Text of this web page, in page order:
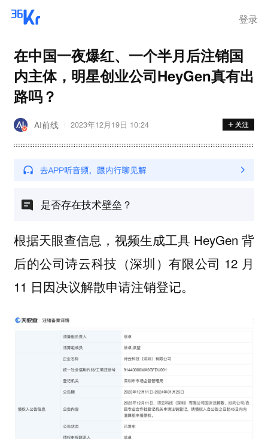
登录
在中国一夜爆红、一个半月后注销国
内主体，明星创业公司HeyGen真有出
路吗？
AI前线 2023年12月19日 10:24
是否存在技术壁垒？
根据天眼查信息，视频生成工具 HeyGen 背
后的公司诗云科技（深圳）有限公司 12 月
11 日因决议解散申请注销登记。